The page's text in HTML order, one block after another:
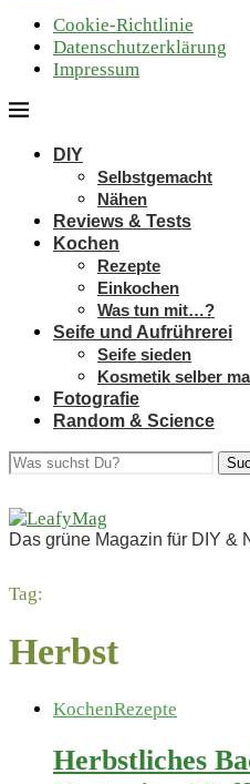
Cookie-Richtlinie
Datenschutzerklärung
Impressum
DIY
Selbstgemacht
Nähen
Reviews & Tests
Kochen
Rezepte
Einkochen
Was tun mit…?
Seife und Aufrührerei
Seife sieden
Kosmetik selber
Fotografie
Random & Science
Das grüne Magazin für DIY &
Tag:
Herbst
KochenRezepte
Herbstliches